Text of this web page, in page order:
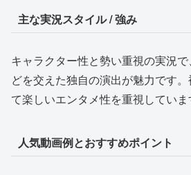
主な実況スタイル / 強み
キャラクター性と勢い重視の実況
どを交えた独自の演出が魅力です
て楽しいエンタメ性を重視していま
人気動画例とおすすめポイント